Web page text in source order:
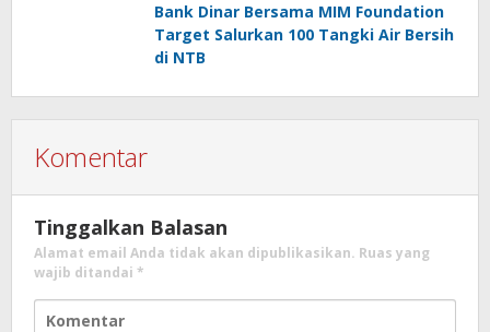
Bank Dinar Bersama MIM Foundation
Target Salurkan 100 Tangki Air Bersih
di NTB
Komentar
Tinggalkan Balasan
Alamat email Anda tidak akan dipublikasikan. Ruas yang
wajib ditandai *